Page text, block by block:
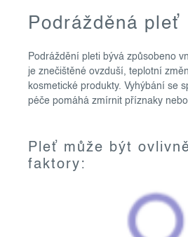
Podrážděná pleť
Podráždění pleti bývá způsobeno
je znečištěné ovzduší, teplotní
kosmetické produkty. Vyhýbání se
péče pomáhá zmírnit příznaky
Pleť může být
faktory: